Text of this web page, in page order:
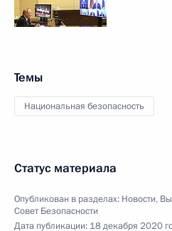
Темы
Национальная безопасность
Статус материала
Опубликован в разделах: Новости,
Совет Безопасности
Дата публикации: 18 декабря 2020